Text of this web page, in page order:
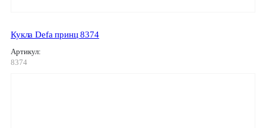
Кукла Defa принц 8374
Артикул:
8374